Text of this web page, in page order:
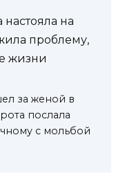
на
проблему,
жизни
за женой в
послала
с мольбой